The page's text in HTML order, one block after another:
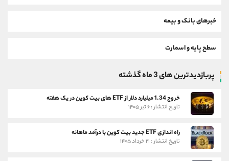
خبرهای بانک و بیمه
سطح پایه و اسمارت
پربازدیدترین های 3 ماه گذشته
خروج 1.34 میلیارد دلار از ETF های بیت کوین در یک هفته
تاریخ انتشار : ۶ تیر ۱۴۰۵
راه اندازی ETF جدید بیت کوین با درآمد ماهانه
تاریخ انتشار : ۲۱ خرداد ۱۴۰۵